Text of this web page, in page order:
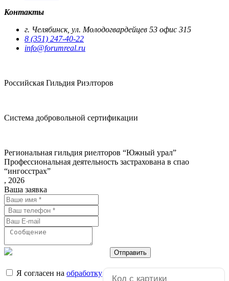
Контакты
г. Челябинск, ул. Молодогвардейцев 53 офис 315
8 (351) 247-40-22
info@forumreal.ru
Российская Гильдия Риэлторов
Система добровольной сертификации
Региональная гильдия риелторов “Южный урал”
Профессиональная деятельность застрахована в спао
“ингосстрах”
, 2026
Ваша заявка
Отправить
Я согласен на обработку